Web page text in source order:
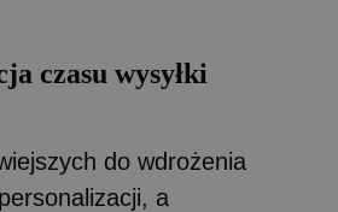
czasu wysyłki
do wdrożenia
a